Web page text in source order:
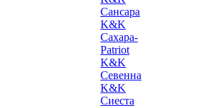
Сансара
K&K
Сахара-
Patriot
K&K
Севенна
K&K
Сиеста